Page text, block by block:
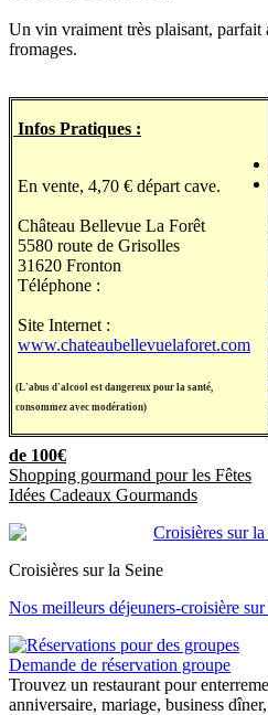
Un vin vraiment très plaisant, parfait
fromages.
Infos Pratiques :
En vente, 4,70 € départ cave.
Château Bellevue La Forêt
5580 route de Grisolles
31620 Fronton
Téléphone :
Site Internet :
www.chateaubellevuelaforet.com
(L'abus d'alcool est dangereux pour la santé,
consommez avec modération)
de 100€
Shopping gourmand pour les Fêtes
Idées Cadeaux Gourmands
Croisières sur la Seine
Nos meilleurs déjeuners-croisière
Demande de réservation groupe
Trouvez un restaurant pour
anniversaire, mariage, business